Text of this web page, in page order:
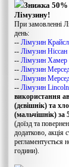
Знижка 50%
Лімузину!
При замовленні
день:
-- Лімузин
-- Лімузин
-- Лімузин Хамер
-- Лімузин
-- Лімузин
-- Лімузин
використання
(дєвішнік) та
(мальчішнік) за
(доїзд та
додатково, акція
регламентується
години).